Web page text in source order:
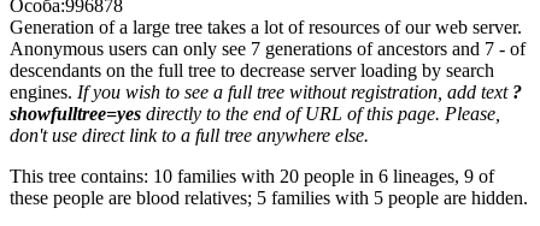
Особа:996878
Generation of a large tree takes a lot of resources of our web server.
Anonymous users can only see 7 generations of ancestors and 7 - of
descendants on the full tree to decrease server loading by search
engines. If you wish to see a full tree without registration, add text ?
showfulltree=yes directly to the end of URL of this page. Please,
don't use direct link to a full tree anywhere else.
This tree contains: 10 families with 20 people in 6 lineages, 9 of
these people are blood relatives; 5 families with 5 people are hidden.